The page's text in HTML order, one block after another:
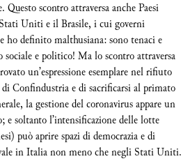
Questo scontro attraversa anche Paesi
Uniti e il Brasile, i cui governi
ho definito malthusiana: sono tenaci e
sociale e politico! Ma lo scontro attraversa
un’espressione esemplare nel rifiuto
di Confindustria e di sacrificarsi al primato
la gestione del coronavirus appare un
e soltanto l’intensificazione delle lotte
può aprire spazi di democrazia e di
in Italia non meno che negli Stati Uniti.